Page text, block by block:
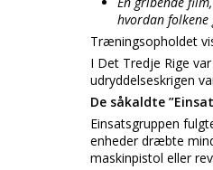
hvordan
Træningsopholdet
I Det Tredje Rige
udryddelseskrigen
De såkaldte
Einsatsgruppen
enheder dræbte
maskinpistol eller